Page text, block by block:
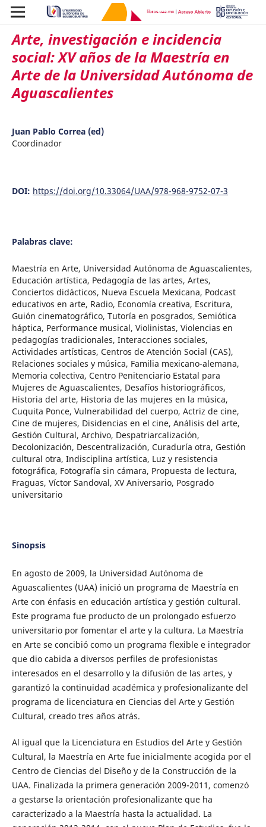
Arte, investigación e incidencia
social: XV años de la Maestría en
Arte de la Universidad Autónoma de
Aguascalientes
Juan Pablo Correa (ed)
Coordinador
DOI: https://doi.org/10.33064/UAA/978-968-9752-07-3
Palabras clave:
Maestría en Arte, Universidad Autónoma de Aguascalientes,
Educación artística, Pedagogía de las artes, Artes,
Conciertos didácticos, Nueva Escuela Mexicana, Podcast
educativos en arte, Radio, Economía creativa, Escritura,
Guión cinematográfico, Tutoría en posgrados, Semiótica
háptica, Performance musical, Violinistas, Violencias en
pedagogías tradicionales, Interacciones sociales,
Actividades artísticas, Centros de Atención Social (CAS),
Relaciones sociales y música, Familia mexicano-alemana,
Memoria colectiva, Centro Penitenciario Estatal para
Mujeres de Aguascalientes, Desafíos historiográficos,
Historia del arte, Historia de las mujeres en la música,
Cuquita Ponce, Vulnerabilidad del cuerpo, Actriz de cine,
Cine de mujeres, Disidencias en el cine, Análisis del arte,
Gestión Cultural, Archivo, Despatriarcalización,
Decolonización, Descentralización, Curaduría otra, Gestión
cultural otra, Indisciplina artística, Luz y resistencia
fotográfica, Fotografía sin cámara, Propuesta de lectura,
Fraguas, Víctor Sandoval, XV Aniversario, Posgrado
universitario
Sinopsis
En agosto de 2009, la Universidad Autónoma de
Aguascalientes (UAA) inició un programa de Maestría en
Arte con énfasis en educación artística y gestión cultural.
Este programa fue producto de un prolongado esfuerzo
universitario por fomentar el arte y la cultura. La Maestría
en Arte se concibió como un programa flexible e integrador
que dio cabida a diversos perfiles de profesionistas
interesados en el desarrollo y la difusión de las artes, y
garantizó la continuidad académica y profesionalizante del
programa de licenciatura en Ciencias del Arte y Gestión
Cultural, creado tres años atrás.
Al igual que la Licenciatura en Estudios del Arte y Gestión
Cultural, la Maestría en Arte fue inicialmente acogida por el
Centro de Ciencias del Diseño y de la Construcción de la
UAA. Finalizada la primera generación 2009-2011, comenzó
a gestarse la orientación profesionalizante que ha
caracterizado a la Maestría hasta la actualidad. La